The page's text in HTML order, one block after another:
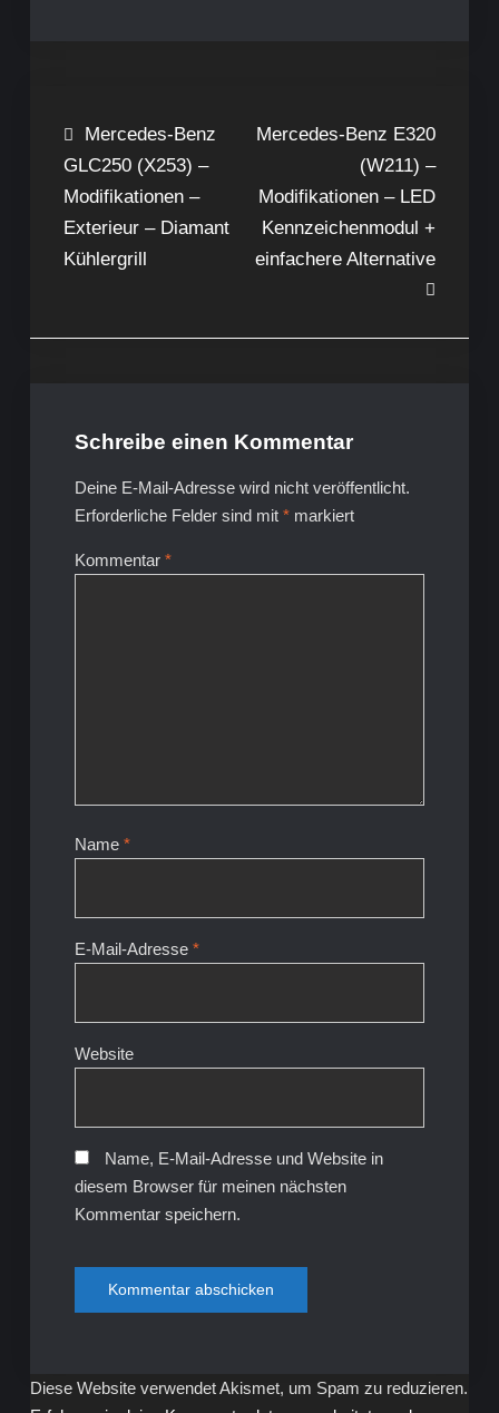
Beitragsnavigation
Mercedes-Benz
GLC250 (X253) –
Modifikationen –
Exterieur – Diamant
Kühlergrill
Mercedes-Benz E320
(W211) –
Modifikationen – LED
Kennzeichenmodul +
einfachere Alternative
Schreibe einen Kommentar
Deine E-Mail-Adresse wird nicht veröffentlicht.
Erforderliche Felder sind mit *markiert
Kommentar *
Name *
E-Mail-Adresse *
Website
Name, E-Mail-Adresse und Website in
diesem Browser für meinen nächsten
Kommentar speichern.
Diese Website verwendet Akismet, um Spam zu reduzieren.